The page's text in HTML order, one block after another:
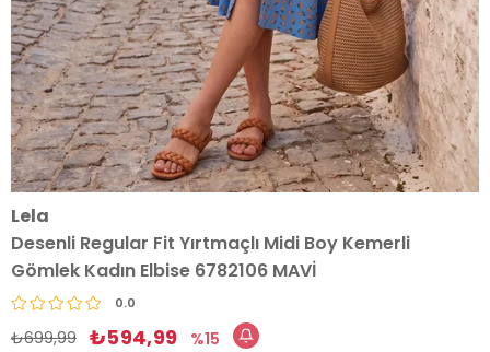
Lela
Desenli Regular Fit Yırtmaçlı Midi Boy Kemerli
Gömlek Kadın Elbise 6782106 MAVİ
0.0
₺699,99 ₺594,99
15